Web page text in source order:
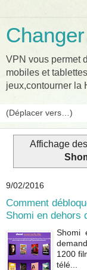
VPN vous permet
mobiles et
jeux,contourner la
Affichage
9/02/2016
Comment
Shomi en dehors
Shomi
1200
télé...